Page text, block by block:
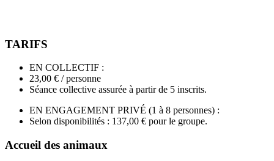
TARIFS
EN COLLECTIF :
23,00 € / personne
Séance collective assurée à partir de 5 inscrits.
EN ENGAGEMENT PRIVÉ (1 à 8 personnes) :
Selon disponibilités : 137,00 € pour le groupe.
Accueil des animaux